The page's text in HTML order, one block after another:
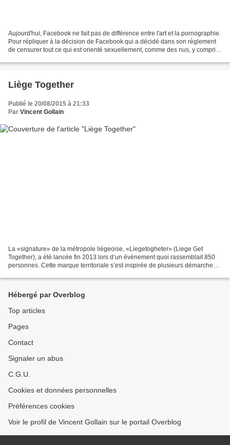
Aujourd'hui, Facebook ne fait pas de différence entre l'art et la pornographie.
Pour répliquer à la décision de Facebook qui a décidé dans son règlement
de censurer tout ce qui est orienté sexuellement, comme des nus, y compris
Liège Together
Publié le 20/08/2015 à 21:33
Par Vincent Gollain
La «signature» de la métropole liégeoise, «Liegetogheter» (Liege Get
Together), a été lancée fin 2013 lors d’un événement quoi rassemblait 850
personnes. Cette marque territoriale s’est inspirée de plusieurs démarches
Hébergé par Overblog
Top articles
Pages
Contact
Signaler un abus
C.G.U.
Cookies et données personnelles
Préférences cookies
Voir le profil de Vincent Gollain sur le portail Overblog